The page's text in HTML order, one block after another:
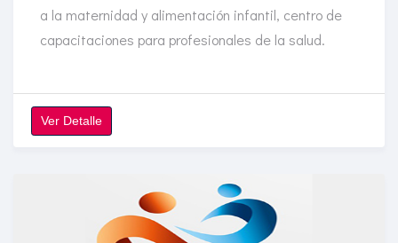
a la maternidad y alimentación infantil, centro de
capacitaciones para profesionales de la salud.
Ver Detalle